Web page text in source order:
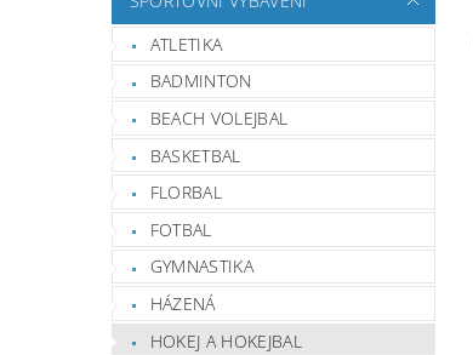
ATLETIKA
BADMINTON
BEACH VOLEJBAL
BASKETBAL
FLORBAL
FOTBAL
GYMNASTIKA
HÁZENÁ
HOKEJ A HOKEJBAL